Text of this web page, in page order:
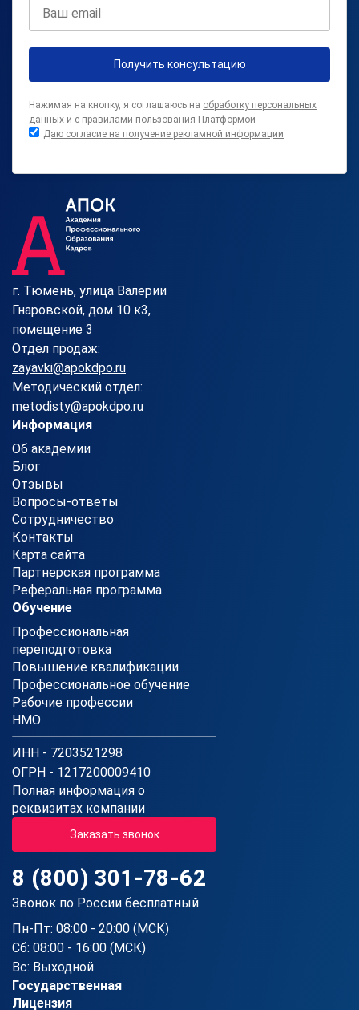
Получить консультацию
Нажимая на кнопку, я соглашаюсь на обработку персональных
данных и с правилами пользования Платформой
Даю согласие на получение рекламной информации
г. Тюмень, улица Валерии
Гнаровской, дом 10 к3,
помещение 3
Отдел продаж:
zayavki@apokdpo.ru
Методический отдел:
metodisty@apokdpo.ru
Информация
Об академии
Блог
Отзывы
Вопросы-ответы
Сотрудничество
Контакты
Карта сайта
Партнерская программа
Реферальная программа
Обучение
Профессиональная
переподготовка
Повышение квалификации
Профессиональное обучение
Рабочие профессии
НМО
ИНН - 7203521298
ОГРН - 1217200009410
Полная информация о
реквизитах компании
Заказать звонок
8 (800) 301-78-62
Звонок по России бесплатный
Пн-Пт: 08:00 - 20:00 (МСК)
Сб: 08:00 - 16:00 (МСК)
Вс: Выходной
Государственная
Лицензия